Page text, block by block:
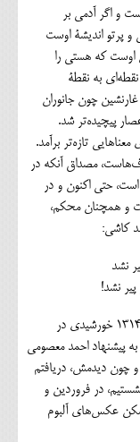
و اگر آدمی بر
و پرتو اندیشة اوست
اوست که هستی را
به نقطة
چون جانوران
پیچیده‌تر شد.
تازه‌تر برآمد.
مصداق آنکه در
حتى اكنون و در
است و همچنان محکم،
‌کاشی:
نشد
نشد!
علی‌اکبر علی‌نژاد، پیر پرشور و سرمست، زادة فروردین ۱۳۱۴ خورشیدی در
پیشنهاد احمد معصومی
چون دیدمش، دریافتم
در فروردین و
عکس‌های آلبوم